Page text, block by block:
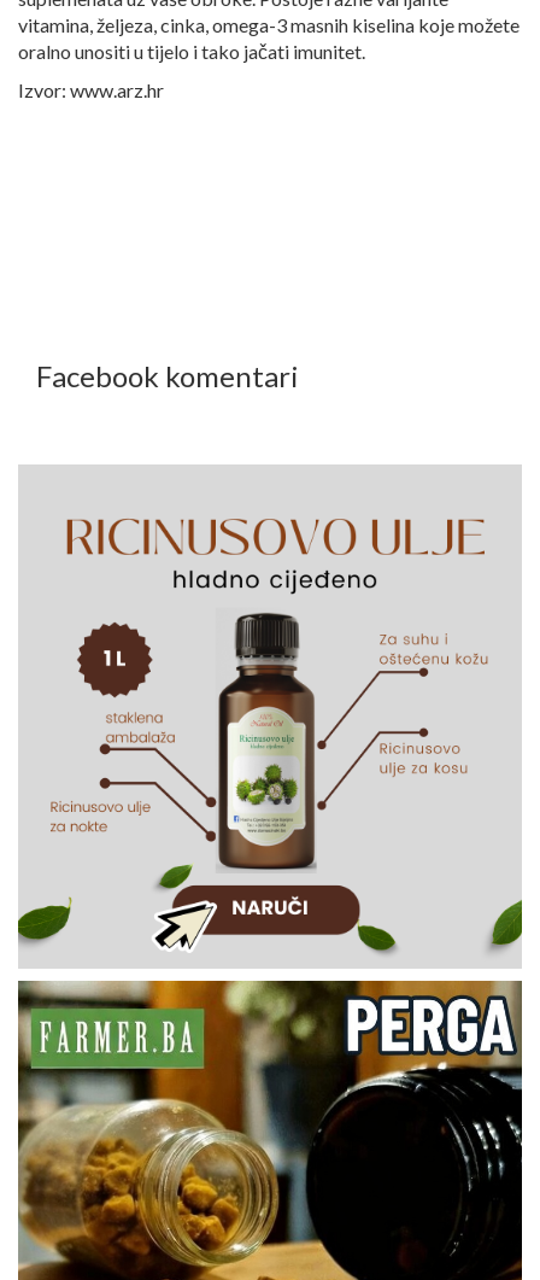
vitamina, željeza, cinka, omega-3 masnih kiselina koje možete
oralno unositi u tijelo i tako jačati imunitet.
Izvor: www.arz.hr
Facebook komentari